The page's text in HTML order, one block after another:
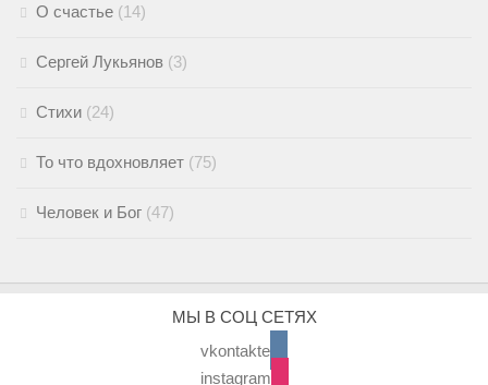
О счастье (14)
Сергей Лукьянов (3)
Стихи (24)
То что вдохновляет (75)
Человек и Бог (47)
МЫ В СОЦ СЕТЯХ
vkontakte
instagram